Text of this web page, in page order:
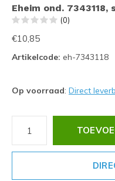
Eheim ond.
(0)
€10,85
Artikelcode: eh-7343118
Op voorraad: Direct